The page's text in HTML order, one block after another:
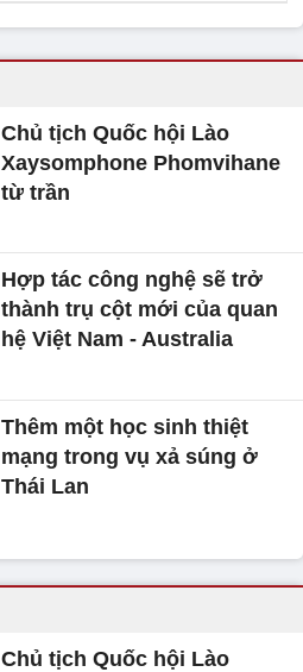
Chủ tịch Quốc hội Lào
Xaysomphone Phomvihane
từ trần
Hợp tác công nghệ sẽ trở
thành trụ cột mới của quan
hệ Việt Nam - Australia
Thêm một học sinh thiệt
mạng trong vụ xả súng ở
Thái Lan
Chủ tịch Quốc hội Lào